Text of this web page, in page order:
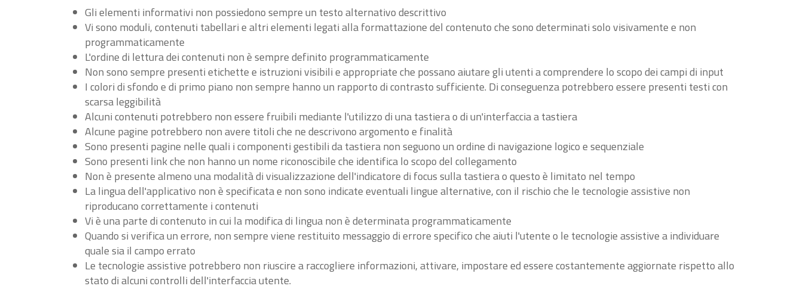
Gli elementi informativi non possiedono sempre un testo alternativo descrittivo
Vi sono moduli, contenuti tabellari e altri elementi legati alla formattazione del contenuto che sono determinati solo visivamente e non
programmaticamente
L'ordine di lettura dei contenuti non è sempre definito programmaticamente
Non sono sempre presenti etichette e istruzioni visibili e appropriate che possano aiutare gli utenti a comprendere lo scopo dei campi di input
I colori di sfondo e di primo piano non sempre hanno un rapporto di contrasto sufficiente. Di conseguenza potrebbero essere presenti testi con
scarsa leggibilità
Alcuni contenuti potrebbero non essere fruibili mediante l'utilizzo di una tastiera o di un'interfaccia a tastiera
Alcune pagine potrebbero non avere titoli che ne descrivono argomento e finalità
Sono presenti pagine nelle quali i componenti gestibili da tastiera non seguono un ordine di navigazione logico e sequenziale
Sono presenti link che non hanno un nome riconoscibile che identifica lo scopo del collegamento
Non è presente almeno una modalità di visualizzazione dell'indicatore di focus sulla tastiera o questo è limitato nel tempo
La lingua dell'applicativo non è specificata e non sono indicate eventuali lingue alternative, con il rischio che le tecnologie assistive non
riproducano correttamente i contenuti
Vi è una parte di contenuto in cui la modifica di lingua non è determinata programmaticamente
Quando si verifica un errore, non sempre viene restituito messaggio di errore specifico che aiuti l'utente o le tecnologie assistive a individuare
quale sia il campo errato
Le tecnologie assistive potrebbero non riuscire a raccogliere informazioni, attivare, impostare ed essere costantemente aggiornate rispetto allo
stato di alcuni controlli dell'interfaccia utente.